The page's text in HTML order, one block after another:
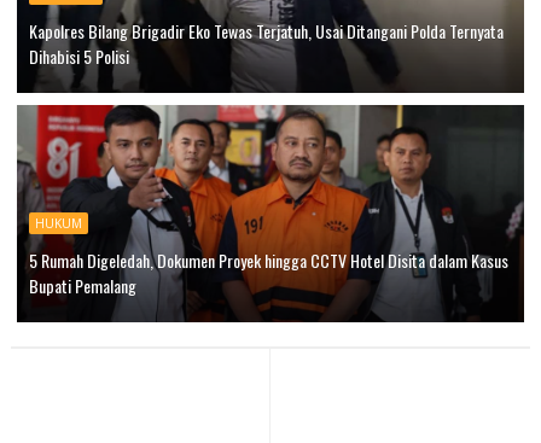
Kapolres Bilang Brigadir Eko Tewas Terjatuh, Usai Ditangani Polda Ternyata
Dihabisi 5 Polisi
HUKUM
5 Rumah Digeledah, Dokumen Proyek hingga CCTV Hotel Disita dalam Kasus
Bupati Pemalang